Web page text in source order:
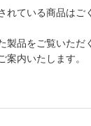
れている商品は
製品をご覧いた
案内いたします。